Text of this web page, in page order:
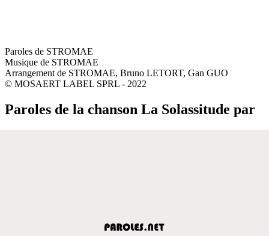
Paroles de STROMAE
Musique de STROMAE
Arrangement de STROMAE, Bruno LETORT, Gan GUO
© MOSAERT LABEL SPRL - 2022
Paroles de la chanson La Solassitude par